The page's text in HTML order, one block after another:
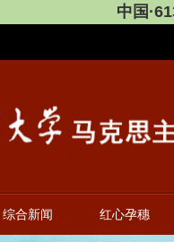
中国
综合新闻 红心孕穗